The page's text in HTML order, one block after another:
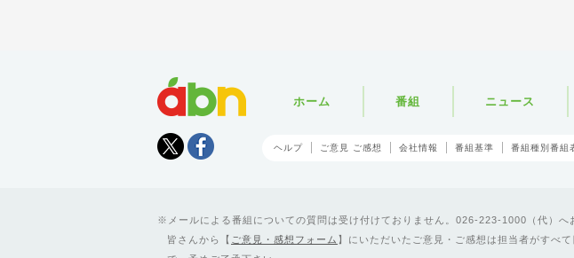
Tweet
ホーム 番組 ニュース
ヘルプ ご意見 ご感想 会社情報 番組基準 番組種別番組
メールによる番組についての質問は受け付けておりません。026-223-1000（代）
皆さんから【 ご意見・感想フォーム 】にいただいたご意見・ご感想は担当者がすべ